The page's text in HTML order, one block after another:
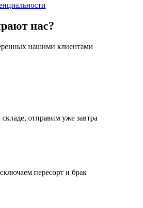
нас?
нашими клиентами
отправим уже завтра
пересорт и брак